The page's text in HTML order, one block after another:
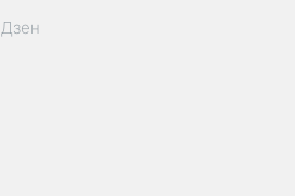
Дзен